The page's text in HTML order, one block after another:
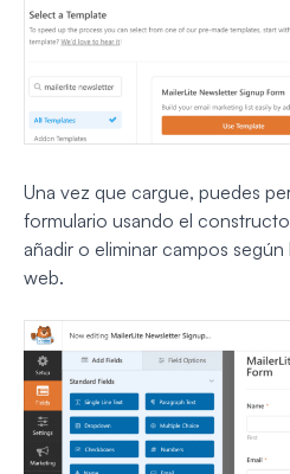
Una vez que cargue, puedes
formulario usando el
añadir o eliminar campos
web.